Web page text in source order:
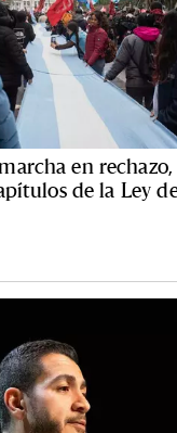
en
de la Ley